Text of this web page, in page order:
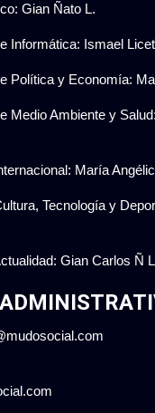
Gian Ñato L.
Informática: Ismael
Política y Economía:
Medio Ambiente y
María
Tecnología y
Gian Carlos Ñ